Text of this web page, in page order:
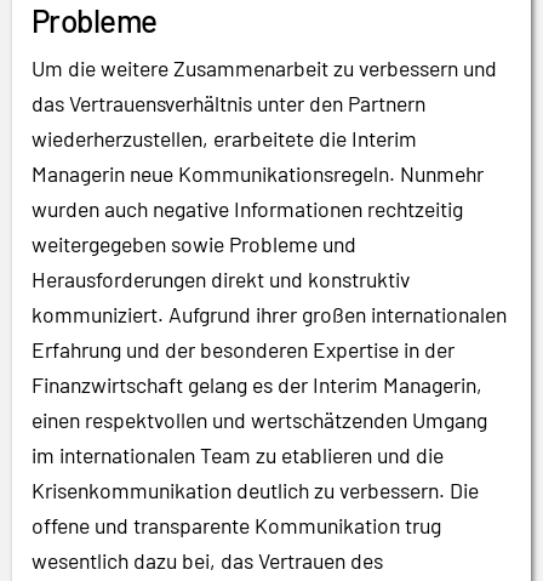
Probleme
Um die weitere Zusammenarbeit zu verbessern und
das Vertrauensverhältnis unter den Partnern
wiederherzustellen, erarbeitete die Interim
Managerin neue Kommunikationsregeln. Nunmehr
wurden auch negative Informationen rechtzeitig
weitergegeben sowie Probleme und
Herausforderungen direkt und konstruktiv
kommuniziert. Aufgrund ihrer großen internationalen
Erfahrung und der besonderen Expertise in der
Finanzwirtschaft gelang es der Interim Managerin,
einen respektvollen und wertschätzenden Umgang
im internationalen Team zu etablieren und die
Krisenkommunikation deutlich zu verbessern. Die
offene und transparente Kommunikation trug
wesentlich dazu bei, das Vertrauen des